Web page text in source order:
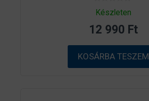
0
a
5
b
ő
l
Készleten
12 990 Ft
KOSÁRBA TESZEM